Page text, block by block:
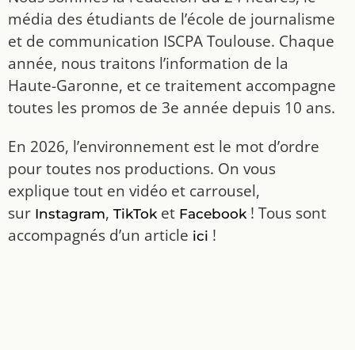
média des étudiants de l’école de journalisme
et de communication ISCPA Toulouse. Chaque
année, nous traitons l’information de la
Haute-Garonne, et ce traitement accompagne
toutes les promos de 3e année depuis 10 ans.
En 2026, l’environnement est le mot d’ordre
pour toutes nos productions. On vous
explique tout en vidéo et carrousel,
sur Instagram, TikToket Facebook! Tous sont
accompagnés d’un article ici !